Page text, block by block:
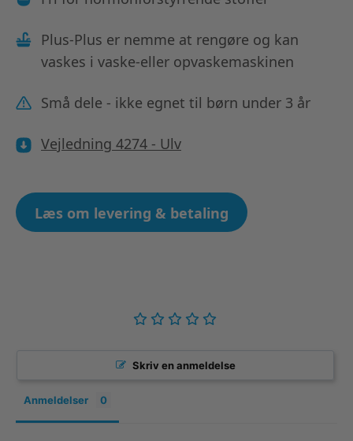
Plus-Plus er nemme at rengøre og kan
vaskes i vaske-eller opvaskemaskinen
Små dele - ikke egnet til børn under 3 år
Vejledning 4274 - Ulv
Læs om levering & betaling
Skriv en anmeldelse
Anmeldelser